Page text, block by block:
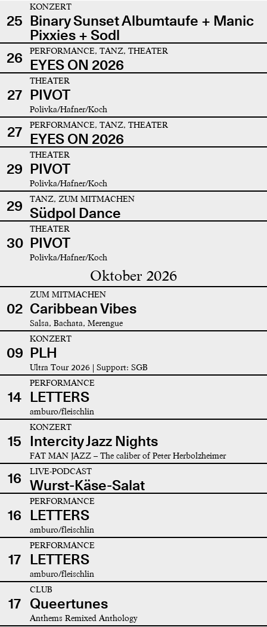
25
KONZERT
Binary Sunset Albumtaufe + Manic
Pixxies + Sodl
26
PERFORMANCE, TANZ, THEATER
EYES ON 2026
27
THEATER
PIVOT
Polivka/Hafner/Koch
27 PERFORMANCE, TANZ, THEATER
EYES ON 2026
29
THEATER
PIVOT
Polivka/Hafner/Koch
29 TANZ, ZUM MITMACHEN
Südpol Dance
30
THEATER
PIVOT
Polivka/Hafner/Koch
Oktober 2026
02
ZUM MITMACHEN
Caribbean Vibes
Salsa, Bachata, Merengue
09
KONZERT
PLH
Ultra Tour 2026 | Support: SGB
14
PERFORMANCE
LETTERS
amburo/fleischlin
15
KONZERT
Intercity Jazz Nights
FAT MAN JAZZ – The caliber of Peter Herbolzheimer
16 LIVE-PODCAST
Wurst-Käse-Salat
16
PERFORMANCE
LETTERS
amburo/fleischlin
17
PERFORMANCE
LETTERS
amburo/fleischlin
17
CLUB
Queertunes
Anthems Remixed Anthology